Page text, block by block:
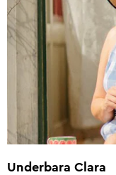
Underbara Clara